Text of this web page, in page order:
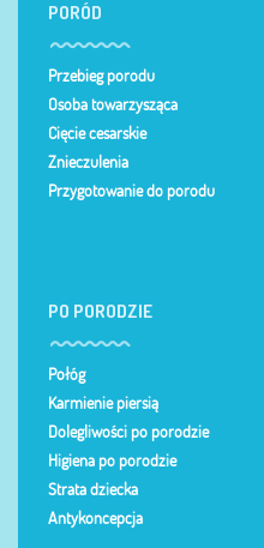
PORÓD
Przebieg porodu
Osoba towarzysząca
Cięcie cesarskie
Znieczulenia
Przygotowanie do porodu
PO PORODZIE
Połóg
Karmienie piersią
Dolegliwości po porodzie
Higiena po porodzie
Strata dziecka
Antykoncepcja